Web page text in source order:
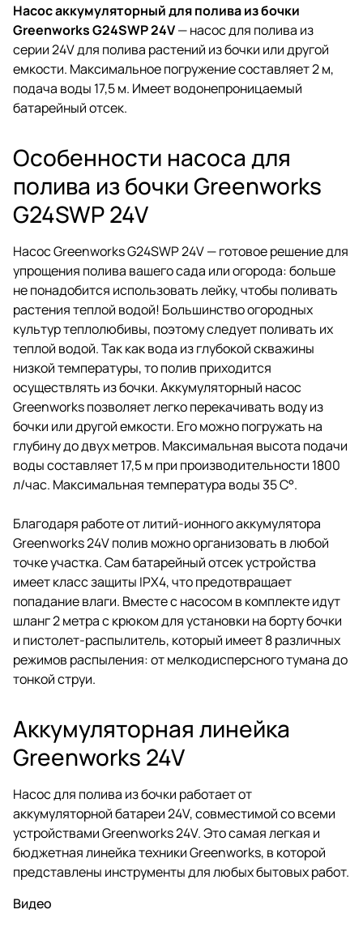
Насос аккумуляторный для полива из бочки
Greenworks G24SWP 24V— насос для полива из
серии 24V для полива растений из бочки или другой
емкости. Максимальное погружение составляет 2 м,
подача воды 17,5 м. Имеет водонепроницаемый
батарейный отсек.
Особенности насоса для
полива из бочки Greenworks
G24SWP 24V
Насос Greenworks G24SWP 24V — готовое решение для
упрощения полива вашего сада или огорода: больше
не понадобится использовать лейку, чтобы поливать
растения теплой водой! Большинство огородных
культур теплолюбивы, поэтому следует поливать их
теплой водой. Так как вода из глубокой скважины
низкой температуры, то полив приходится
осуществлять из бочки. Аккумуляторный насос
Greenworks позволяет легко перекачивать воду из
бочки или другой емкости. Его можно погружать на
глубину до двух метров. Максимальная высота подачи
воды составляет 17,5 м при производительности 1800
л/час. Максимальная температура воды 35 С°.
Благодаря работе от литий-ионного аккумулятора
Greenworks 24V полив можно организовать в любой
точке участка. Сам батарейный отсек устройства
имеет класс защиты IPX4, что предотвращает
попадание влаги. Вместе с насосом в комплекте идут
шланг 2 метра с крюком для установки на борту бочки
и пистолет-распылитель, который имеет 8 различных
режимов распыления: от мелкодисперсного тумана до
тонкой струи.
Аккумуляторная линейка
Greenworks 24V
Насос для полива из бочки работает от
аккумуляторной батареи 24V, совместимой со всеми
устройствами Greenworks 24V. Это самая легкая и
бюджетная линейка техники Greenworks, в которой
представлены инструменты для любых бытовых работ.
Видео